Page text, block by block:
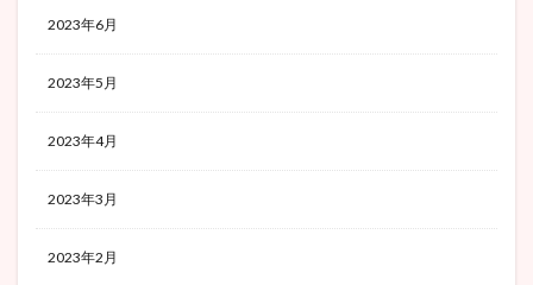
2023年6月
2023年5月
2023年4月
2023年3月
2023年2月